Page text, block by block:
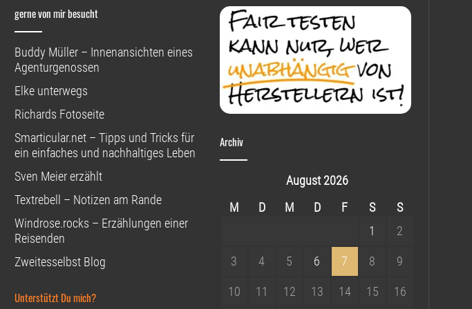
gerne von mir besucht
Buddy Müller – Innenansichten eines
Agenturgenossen
Elke unterwegs
Richards Fotoseite
Smarticular.net – Tipps und Tricks für
ein einfaches und nachhaltiges Leben
Sven Meier erzählt
Textrebell – Notizen am Rande
Windrose.rocks – Erzählungen einer
Reisenden
Zweitesselbst Blog
Unterstützt Du mich?
Archiv
August 2026
M
D M D F S
S
1
2
3 4 5 6 7 8 9
10 11 12 13 14 15 16